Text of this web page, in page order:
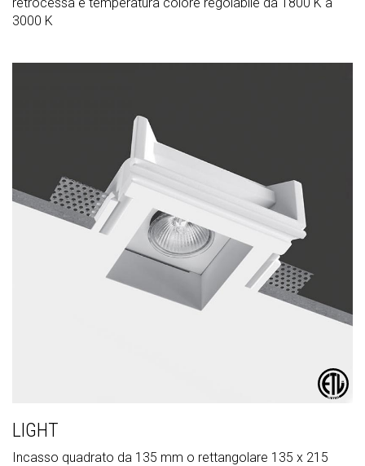
3000 K
LIGHT
Incasso quadrato da 135 mm o rettangolare 135 x 215